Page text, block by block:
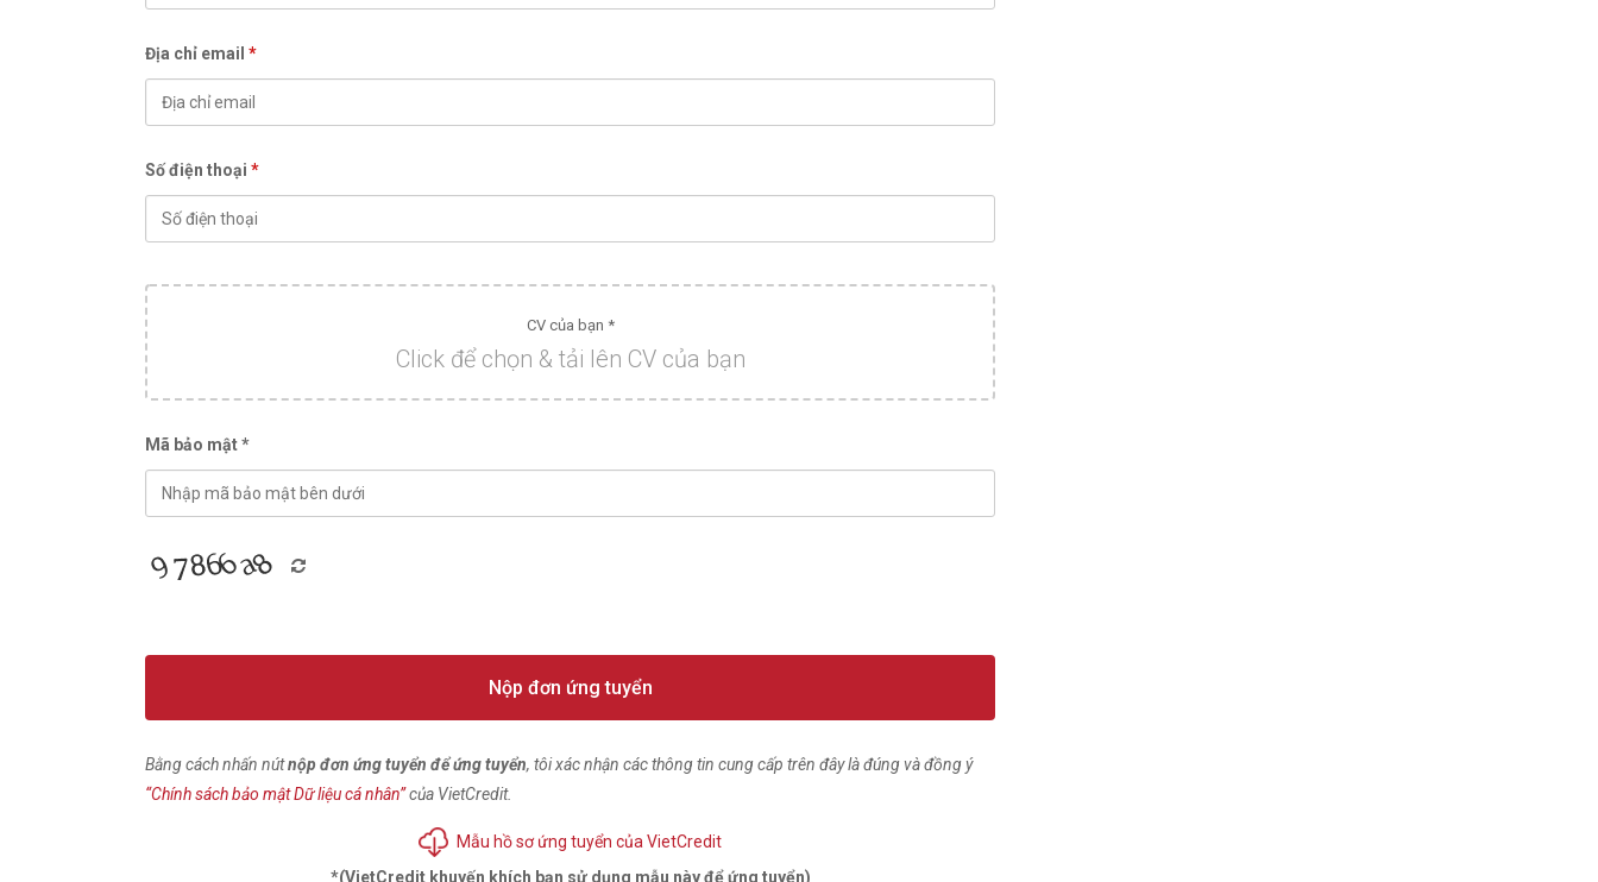
Địa chỉ email *
Số điện thoại *
CV của bạn *
Click để chọn & tải lên CV của bạn
Mã bảo mật *
Nộp đơn ứng tuyển
Bằng cách nhấn nútnộp đơn ứng tuyển để ứng tuyển, tôi xác nhận các thông tin cung cấp trên đây là đúng và đồng ý
“Chính sách bảo mật Dữ liệu cá nhân”của VietCredit.
Mẫu hồ sơ ứng tuyển của VietCredit
*(VietCredit khuyến khích bạn sử dụng mẫu này để ứng tuyển)